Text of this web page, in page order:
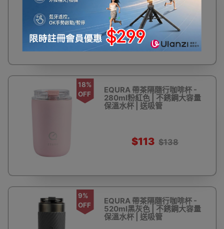
$125 $138
18%
OFF
EQURA 帶茶隔隨行咖啡杯 -
280ml粉紅色 | 不銹鋼大容量
保溫水杯 | 送吸管
$113 $138
9%
OFF
EQURA 帶茶隔隨行咖啡杯 -
520ml黑灰色 | 不銹鋼大容量
保溫水杯 | 送吸管